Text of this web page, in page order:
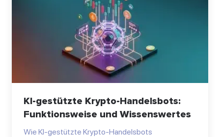
KI-gestützte Krypto-Handelsbots:
Funktionsweise und Wissenswertes
Wie KI-gestützte Krypto-Handelsbots